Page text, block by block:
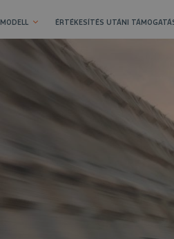
MODELL ÉRTÉKESÍTÉS UTÁNI